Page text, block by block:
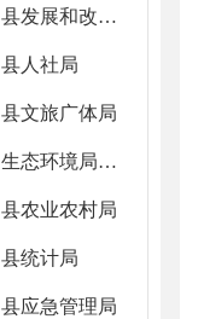
县发展和改革局
县人社局
县文旅广体局
生态环境局安化分局
县农业农村局
县统计局
县应急管理局